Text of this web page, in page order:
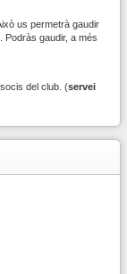
us permetrà gaudir
Podràs gaudir, a més
del club. (servei